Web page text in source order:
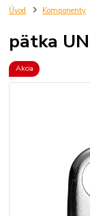
Úvod Komponenty
pätka
Akcia